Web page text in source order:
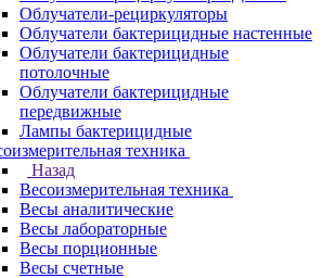
Облучатели-рециркуляторы
Облучатели бактерицидные настенные
Облучатели бактерицидные
потолочные
Облучатели бактерицидные
передвижные
Лампы бактерицидные
техника
Назад
Весоизмерительная техника
Весы аналитические
Весы лабораторные
Весы порционные
Весы счетные